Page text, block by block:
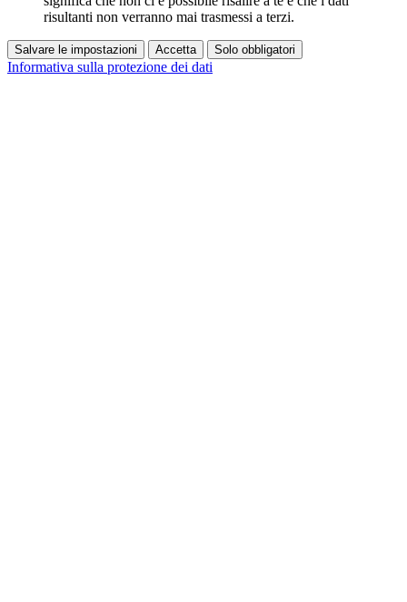
risultanti non verranno mai trasmessi a terzi.
Salvare le impostazioni Accetta Solo obbligatori
Informativa sulla protezione dei dati